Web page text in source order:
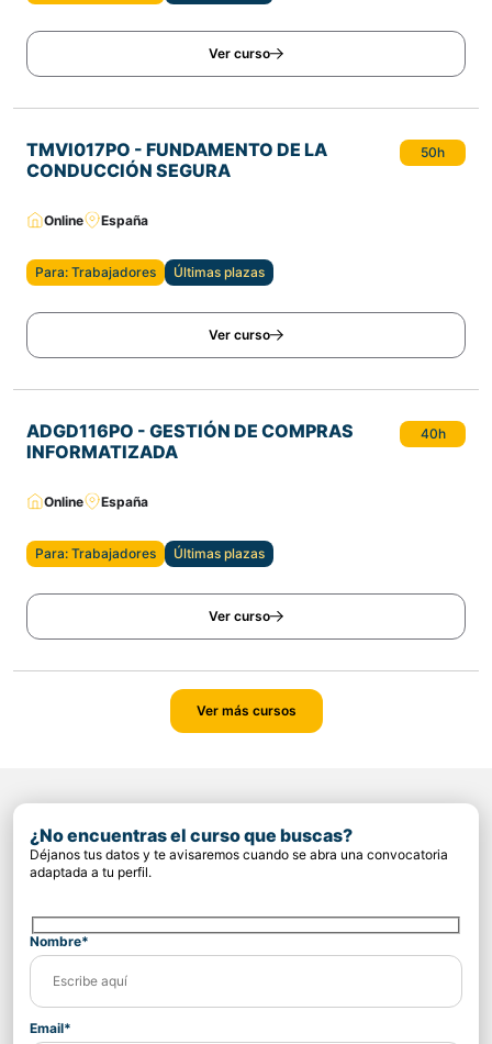
Ver curso
TMVI017PO - FUNDAMENTO DE LA
CONDUCCIÓN SEGURA
50h
Online España
Para: Trabajadores Últimas plazas
Ver curso
ADGD116PO - GESTIÓN DE COMPRAS
INFORMATIZADA
40h
Online España
Para: Trabajadores Últimas plazas
Ver curso
Ver más cursos
¿No encuentras el curso que buscas?
Déjanos tus datos y te avisaremos cuando se abra una convocatoria
adaptada a tu perfil.
Nombre*
Email*